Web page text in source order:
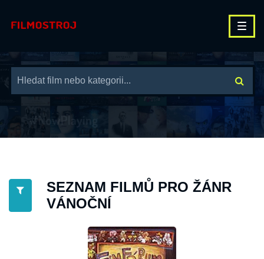
SEZNAM FILMŮ PRO ŽÁNR
VÁNOČNÍ